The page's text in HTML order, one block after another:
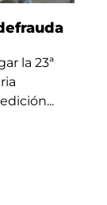
la 23ª